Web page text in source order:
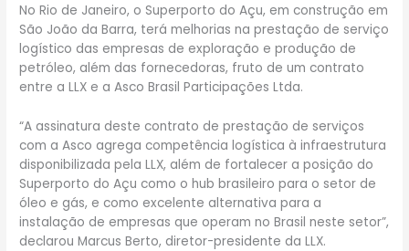
No Rio de Janeiro, o Superporto do Açu, em construção em
São João da Barra, terá melhorias na prestação de serviço
logístico das empresas de exploração e produção de
petróleo, além das fornecedoras, fruto de um contrato
entre a LLX e a Asco Brasil Participações Ltda.
“A assinatura deste contrato de prestação de serviços
com a Asco agrega competência logística à infraestrutura
disponibilizada pela LLX, além de fortalecer a posição do
Superporto do Açu como o hub brasileiro para o setor de
óleo e gás, e como excelente alternativa para a
instalação de empresas que operam no Brasil neste setor”,
declarou Marcus Berto, diretor-presidente da LLX.